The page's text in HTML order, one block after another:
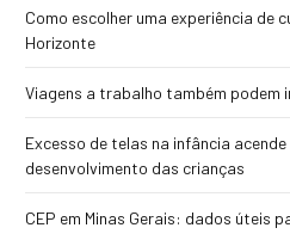
Como escolher uma experiência de
Horizonte
Viagens a trabalho também podem
Excesso de telas na infância
desenvolvimento das crianças
CEP em Minas Gerais: dados úteis